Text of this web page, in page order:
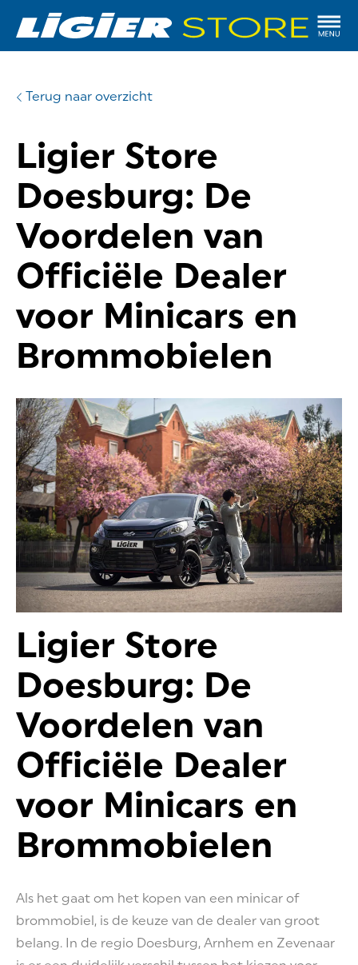
Terug naar overzicht
Ligier Store
Doesburg: De
Voordelen van
Officiële Dealer
voor Minicars en
Brommobielen
Ligier Store
Doesburg: De
Voordelen van
Officiële Dealer
voor Minicars en
Brommobielen
Als het gaat om het kopen van een minicar of
brommobiel, is de keuze van de dealer van groot
belang. In de regio Doesburg, Arnhem en Zevenaar